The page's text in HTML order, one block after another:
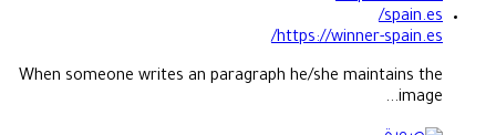
https://winner-spain.es/
When someone writes an paragraph he/she maintains the
image...